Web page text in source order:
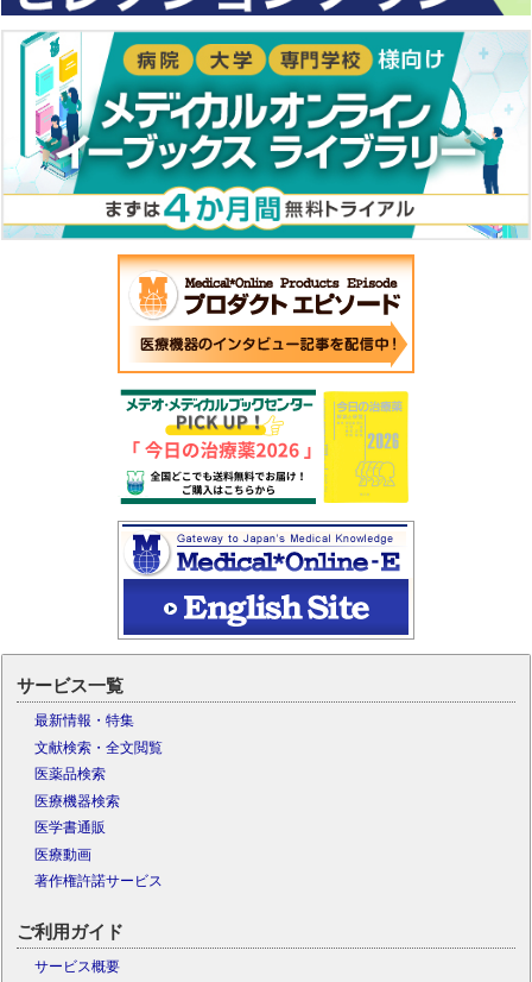
サービス一覧
最新情報・特集
文献検索・全文閲覧
医薬品検索
医療機器検索
医学書通販
医療動画
著作権許諾サービス
ご利用ガイド
サービス概要